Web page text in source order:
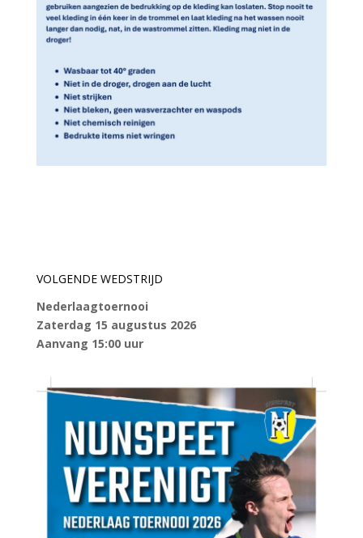
VOLGENDE WEDSTRIJD
Nederlaagtoernooi
Zaterdag 15 augustus 2026
Aanvang 15:00 uur